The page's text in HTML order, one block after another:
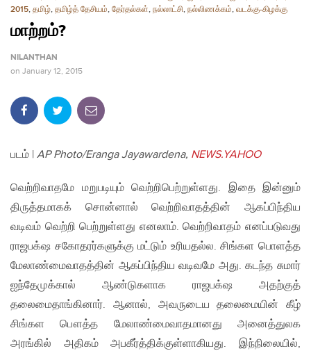
2015, தமிழ், தமிழ்த் தேசியம், தேர்தல்கள், நல்லாட்சி, நல்லிணக்கம், வடக்கு-கிழக்கு
மாற்றம்?
NILANTHAN
on January 12, 2015
படம் | AP Photo/Eranga Jayawardena, NEWS.YAHOO
வெற்றிவாதமே மறுபடியும் வெற்றிபெற்றுள்ளது. இதை இன்னும்
திருத்தமாகக் சொன்னால் வெற்றிவாதத்தின் ஆகப்பிந்திய
வடிவம் வெற்றி பெற்றுள்ளது எனலாம். வெற்றிவாதம் எனப்படுவது
ராஜபக்‌ஷ சகோதரர்களுக்கு மட்டும் உரியதல்ல. சிங்கள பொளத்த
மேலாண்மைவாதத்தின் ஆகப்பிந்திய வடிவமே அது. கடந்த சுமார்
ஐந்தேமுக்கால் ஆண்டுகளாக ராஜபக்‌ஷ அதற்குத்
தலைமைதாங்கினார். ஆனால், அவருடைய தலைமையின் கீழ்
சிங்கள பௌத்த மேலாண்மைவாதமானது அனைத்துலக
அரங்கில் அதிகம் அபகீர்த்திக்குள்ளாகியது. இந்நிலையில்,